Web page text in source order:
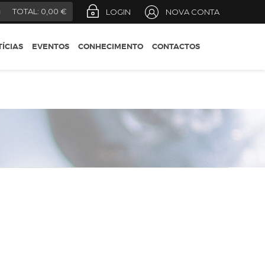
LOGIN NOVA CONTA
TOTAL: 0,00 €
EVENTOS CONHECIMENTO
REGIÕES
CONSELHOS DO
DESIGNAÇÕES OFICIAIS
CONTACTOS